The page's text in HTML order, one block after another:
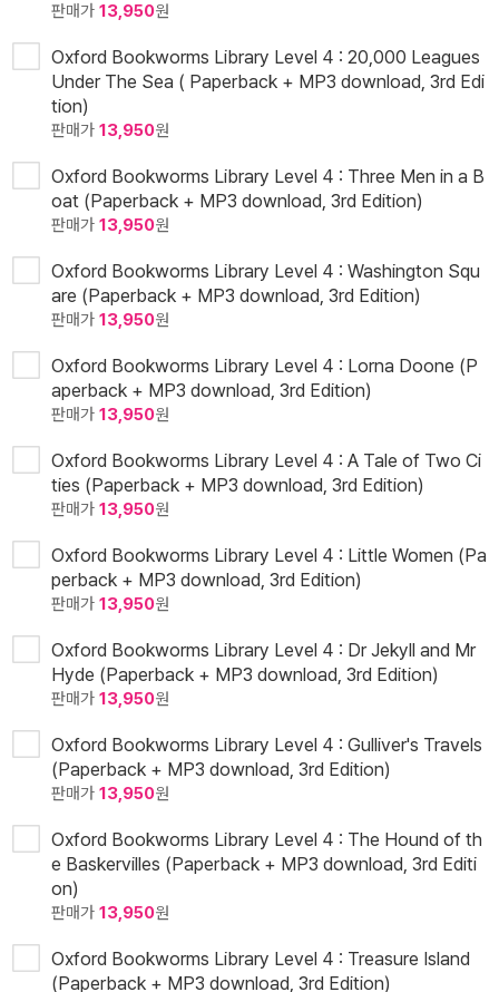
판매가 13,950원
Oxford Bookworms Library Level 4 : 20,000 Leagues
Under The Sea ( Paperback + MP3 download, 3rd Edi
tion)
판매가 13,950원
Oxford Bookworms Library Level 4 : Three Men in a B
oat (Paperback + MP3 download, 3rd Edition)
판매가 13,950원
Oxford Bookworms Library Level 4 : Washington Squ
are (Paperback + MP3 download, 3rd Edition)
판매가 13,950원
Oxford Bookworms Library Level 4 : Lorna Doone (P
aperback + MP3 download, 3rd Edition)
판매가 13,950원
Oxford Bookworms Library Level 4 : A Tale of Two Ci
ties (Paperback + MP3 download, 3rd Edition)
판매가 13,950원
Oxford Bookworms Library Level 4 : Little Women (Pa
perback + MP3 download, 3rd Edition)
판매가 13,950원
Oxford Bookworms Library Level 4 : Dr Jekyll and Mr
Hyde (Paperback + MP3 download, 3rd Edition)
판매가 13,950원
Oxford Bookworms Library Level 4 : Gulliver's Travels
(Paperback + MP3 download, 3rd Edition)
판매가 13,950원
Oxford Bookworms Library Level 4 : The Hound of th
e Baskervilles (Paperback + MP3 download, 3rd Editi
on)
판매가 13,950원
Oxford Bookworms Library Level 4 : Treasure Island
(Paperback + MP3 download, 3rd Edition)